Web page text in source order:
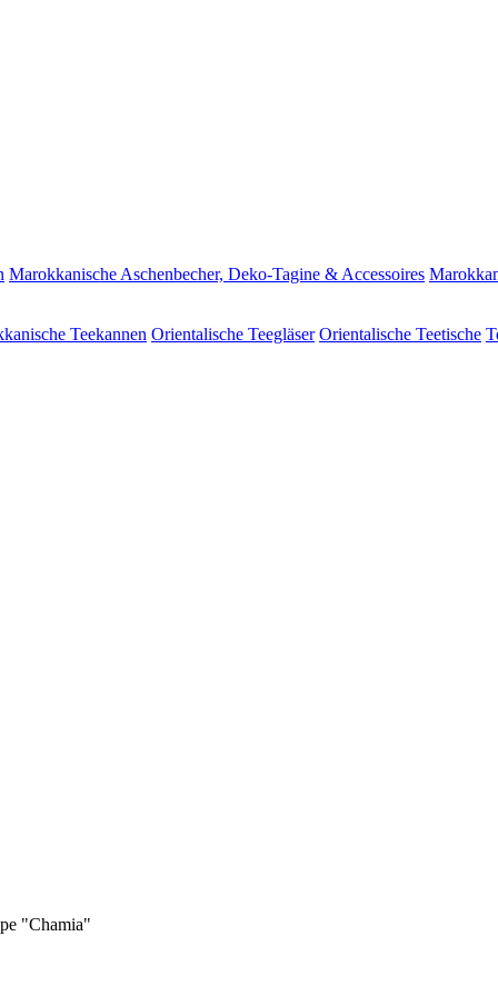
Marokkanische Aschenbecher, Deko-Tagine & Accessoires
Teekannen Orientalische Teegläser Orientalische Teetische
"Chamia"